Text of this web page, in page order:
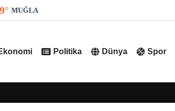
° MUĞLA
Politika Dünya Spor